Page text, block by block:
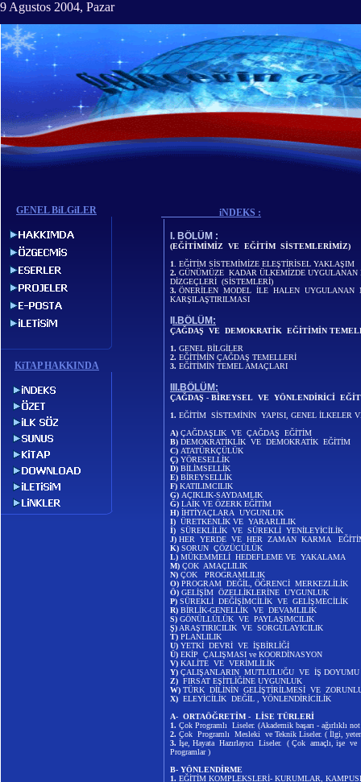
9 Agustos 2004, Pazar
GENEL BiLGiLER
KiTAPHAKKINDA
iNDEKS :
I. BÖLÜM :
(EĞİTİMİMİZ VE EĞİTİM SİSTEMLERİMİZ)
1 . EĞİTİM SİSTEMİMİZE ELEŞTİRİSEL YAKLAŞIM
2. GÜNÜMÜZE KADAR ÜLKEMİZDE
DİZGEÇLERİ (SİSTEMLERİ)
3. ÖNERİLEN MODEL İLE HALEN UYGULANAN
KARŞILAŞTIRILMASI
I.BÖLÜM:
ÇAĞDAŞ VE DEMOKRATİK EĞİTİMİN
1. GENEL BİLGİLER
2. EĞİTİMİN ÇAĞDAŞ TEMELLERİ
3. EĞİTİMİN TEMEL AMAÇLARI
III.BÖLÜM:
ÇAĞDAŞ - BİREYSEL VE YÖNLENDİRİCİ
1. EĞİTİM SİSTEMİNİN YAPISI, GENEL İLKELER
A) ÇAĞDAŞLIK VE ÇAĞDAŞ EĞİTİM
B) DEMOKRATİKLİK VE DEMOKRATİK EĞİTİM
C) ATATÜRKÇÜLÜK
Ç) YÖRESELLİK
D) BİLİMSELLİK
E) BİREYSELLİK
F) KATILIMCILIK
G) AÇIKLIK-SAYDAMLIK
Ğ) LAİK VE ÖZERK EĞİTİM
H) İHTİYAÇLARA UYGUNLUK
I) ÜRETKENLİK VE YARARLILIK
İ) SÜREKLİLİK VE SÜREKLİ YENİLEYİCİLİK
J) HER YERDE VE HER ZAMAN KARMA
K) SORUN ÇÖZÜCÜLÜK
L) MÜKEMMELİ HEDEFLEME VE YAKALAMA
M) ÇOK AMAÇLILIK
N) ÇOK PROGRAMLILIK
O) PROGRAM DEĞİL, ÖĞRENCİ MERKEZLİLİK
Ö) GELİŞİM ÖZELLİKLERİNE UYGUNLUK
P) SÜREKLİ DEĞİŞİMCİLİK VE GELİŞMECİLİK
R) BİRLİK-GENELLİK VE DEVAMLILIK
S) GÖNÜLLÜLÜK VE PAYLAŞIMCILIK
Ş) ARAŞTIRICILIK VE SORGULAYICILIK
T) PLANLILIK
U) YETKİ DEVRİ VE İŞBİRLİĞİ
Ü) EKİP ÇALIŞMASI ve KOORDİNASYON
V) KALİTE VE VERİMLİLİK
Y) ÇALIŞANLARIN MUTLULUĞU VE İŞ DOYUMU
Z) FIRSAT EŞİTLİĞİNE UYGUNLUK
W) TÜRK DİLİNİN GELİŞTİRİLMESİ VE
X) ELEYİCİLİK DEĞİL , YÖNLENDİRİCİLİK
A- ORTAÖĞRETİM - LİSE TÜRLERİ
1. Çok Programlı Liseler. (Akademik başarı - ağırlıklı not
2. Çok Programlı Mesleki ve Teknik Liseler. ( İlgi,
3. İşe, Hayata Hazırlayıcı Liseler. ( Çok amaçlı, işe ve
Programlar )
B- YÖNLENDİRME
1. EĞİTİM KOMPLEKSLERİ- KURUMLAR,